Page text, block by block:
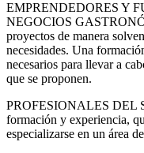
EMPRENDEDORES Y
NEGOCIOS
proyectos de manera
necesidades. Una
necesarios para llevar a
que se proponen.
PROFESIONALES DEL
formación y experiencia,
especializarse en un área